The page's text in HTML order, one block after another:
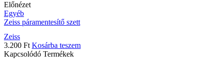
Előnézet
Egyéb
Zeiss páramentesítő szett
Zeiss
3.200 Ft Kosárba teszem
Kapcsolódó Termékek